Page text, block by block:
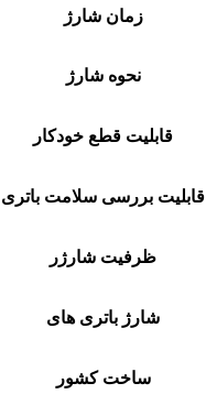
زمان شارژ
نحوه شارژ
قابلیت قطع خودکار
قابلیت بررسی سلامت باتری
ظرفیت شارژر
شارژ باتری های
ساخت کشور